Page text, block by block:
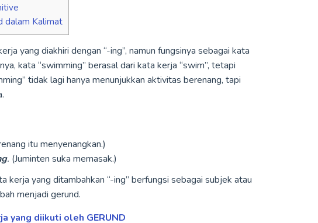
dalam Kalimat
yang diakhiri dengan “-ing”, namun fungsinya sebagai kata
kata “swimming” berasal dari kata kerja “swim”, tetapi
tidak lagi hanya menunjukkan aktivitas berenang, tapi
itu menyenangkan.)
. (Juminten suka memasak.)
kerja yang ditambahkan “-ing” berfungsi sebagai subjek atau
menjadi gerund.
yang diikuti oleh GERUND